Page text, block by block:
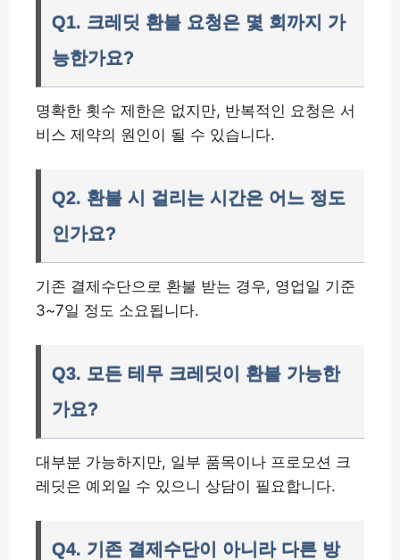
Q1. 크레딧 환불 요청은 몇 회까지 가
능한가요?
명확한 횟수 제한은 없지만, 반복적인 요청은 서
비스 제약의 원인이 될 수 있습니다.
Q2. 환불 시 걸리는 시간은 어느 정도
인가요?
기존 결제수단으로 환불 받는 경우, 영업일 기준
3~7일 정도 소요됩니다.
Q3. 모든 테무 크레딧이 환불 가능한
가요?
대부분 가능하지만, 일부 품목이나 프로모션 크
레딧은 예외일 수 있으니 상담이 필요합니다.
Q4. 기존 결제수단이 아니라 다른 방